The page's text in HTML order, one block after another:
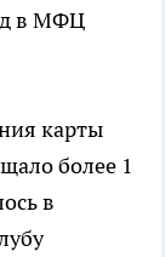
в МФЦ
карты
более 1
в